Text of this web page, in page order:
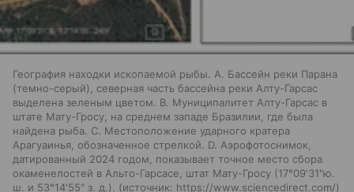
География находки ископаемой рыбы. A. Бассейн реки Парана
(темно-серый), северная часть бассейна реки Алту-Гарсас
выделена зеленым цветом. B. Муниципалитет Алту-Гарсас в
штате Мату-Гросу, на среднем западе Бразилии, где была
найдена рыба. C. Местоположение ударного кратера
Арагуаинья, обозначенное стрелкой. D. Аэрофотоснимок,
датированный 2024 годом, показывает точное место сбора
окаменелостей в Альто-Гарсасе, штат Мату-Гросу (17°09'31"ю.
ш. и 53°14'55" з. д.).
источник: https://www.sciencedirect.com/